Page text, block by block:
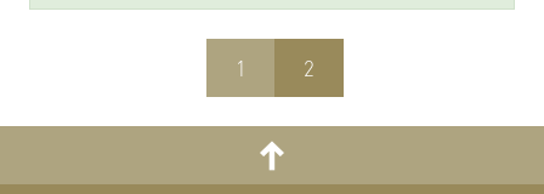
1 2